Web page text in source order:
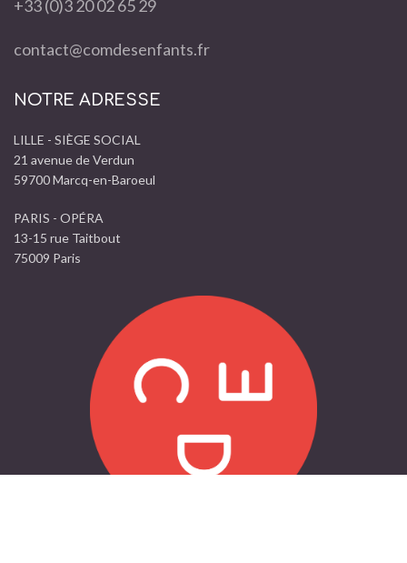
+33 (0)3 20 02 65 29
contact@comdesenfants.fr
NOTRE ADRESSE
LILLE - SIÈGE SOCIAL
21 avenue de Verdun
59700 Marcq-en-Baroeul
PARIS - OPÉRA
13-15 rue Taitbout
75009 Paris